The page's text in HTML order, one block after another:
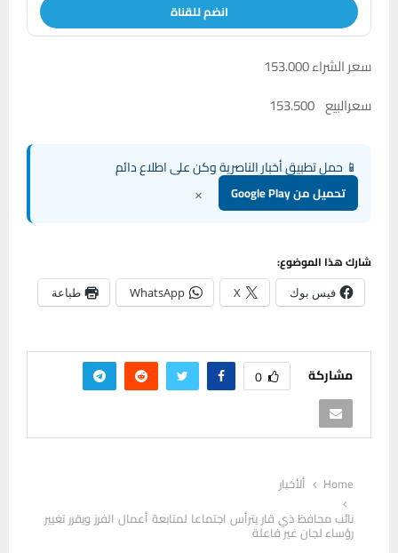
انضم للقناة
سعر الشراء 153.000
سعرالبيع 153.500
📱 حمل تطبيق أخبار الناصرية وكن على اطلاع دائم
تحميل من Google Play ×
شارك هذا الموضوع:
فيس بوك X
WhatsApp طباعة
مشاركة 0
Home
ألأخبار
نائب محافظ ذي قار يترأس اجتماعا لمتابعة أعمال الفرز ويقرر تغيير
رؤساء لجان غير فاعلة